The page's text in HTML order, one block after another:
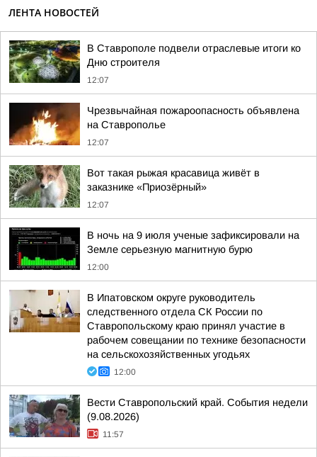
ЛЕНТА НОВОСТЕЙ
В Ставрополе подвели отраслевые итоги ко
Дню строителя
12:07
Чрезвычайная пожароопасность объявлена
на Ставрополье
12:07
Вот такая рыжая красавица живёт в
заказнике «Приозёрный»
12:07
В ночь на 9 июля ученые зафиксировали на
Земле серьезную магнитную бурю
12:00
В Ипатовском округе руководитель
следственного отдела СК России по
Ставропольскому краю принял участие в
рабочем совещании по технике безопасности
на сельскохозяйственных угодьях
12:00
Вести Ставропольский край. События недели
(9.08.2026)
11:57